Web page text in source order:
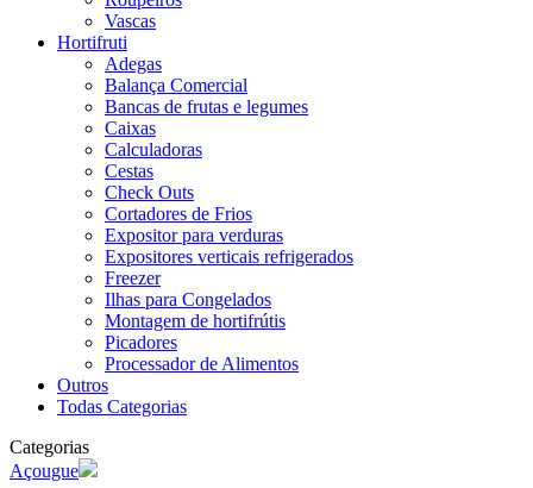
Vascas
Hortifruti
Adegas
Balança Comercial
Bancas de frutas e legumes
Caixas
Calculadoras
Cestas
Check Outs
Cortadores de Frios
Expositor para verduras
Expositores verticais refrigerados
Freezer
Ilhas para Congelados
Montagem de hortifrútis
Picadores
Processador de Alimentos
Outros
Todas Categorias
Categorias
Açougue